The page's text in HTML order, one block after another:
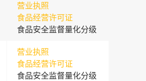
营业执照
食品经营许可证
食品安全监督量化分级
营业执照
食品经营许可证
食品安全监督量化分级